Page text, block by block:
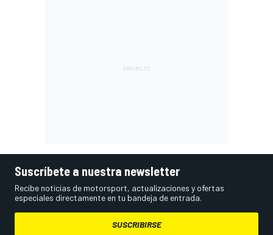
Suscríbete a nuestra newsletter
Recibe noticias de motorsport, actualizaciones y ofertas
especiales directamente en tu bandeja de entrada.
SUSCRIBIRSE